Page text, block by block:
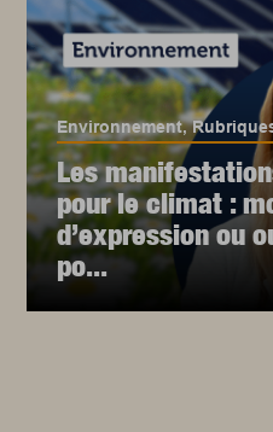
Environnement,
Les
pour le climat :
d’expression ou
po...